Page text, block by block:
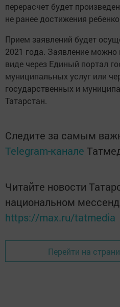
перерасчет будет
не ранее достижения
Прием заявлений будет
2021 года. Заявление можно
виде через Единый портал
муниципальных услуг или
государственных и
Татарстан.
Следите за самым
Telegram-канале
Читайте новости
национальном
https://max.ru/tatmedia
Перейти на